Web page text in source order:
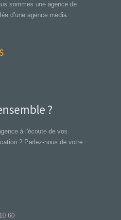
sommes une agence de
d’une agence media.
?
à l'écoute de vos
? Parlez-nous de votre
60